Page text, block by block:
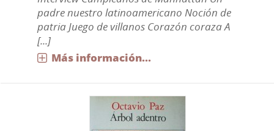
padre nuestro latinoamericano Noción de
patria Juego de villanos Corazón coraza A
[...]
Más información...